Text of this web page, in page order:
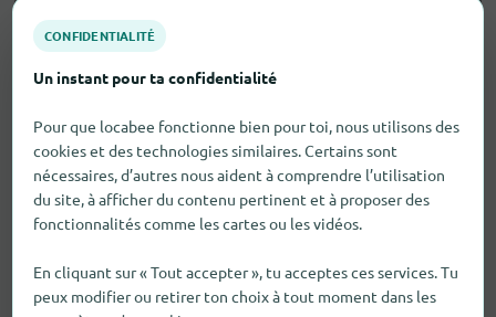
CONFIDENTIALITÉ
Un instant pour ta confidentialité
Pour que locabee fonctionne bien pour toi, nous utilisons des
cookies et des technologies similaires. Certains sont
nécessaires, d’autres nous aident à comprendre l’utilisation
du site, à afficher du contenu pertinent et à proposer des
fonctionnalités comme les cartes ou les vidéos.
En cliquant sur « Tout accepter », tu acceptes ces services. Tu
peux modifier ou retirer ton choix à tout moment dans les